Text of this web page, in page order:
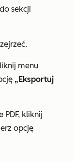
sekcji
menu
„Eksportuj
PDF, kliknij
opcję